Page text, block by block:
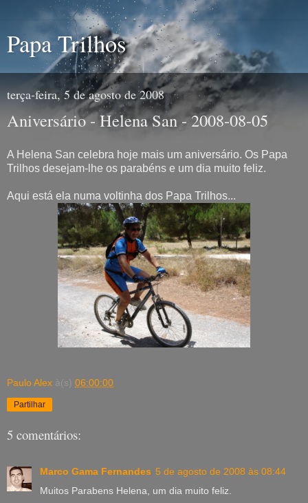
Papa Trilhos
terça-feira, 5 de agosto de 2008
Aniversário - Helena San - 2008-08-05
A Helena San celebra hoje mais um aniversário. Os Papa
Trilhos desejam-lhe os parabéns e um dia muito feliz.
Aqui está ela numa voltinha dos Papa Trilhos...
Paulo Alex à(s) 06:00:00
Partilhar
5 comentários:
Marco Gama Fernandes 5 de agosto de 2008 às 08:44
Muitos Parabens Helena, um dia muito feliz.